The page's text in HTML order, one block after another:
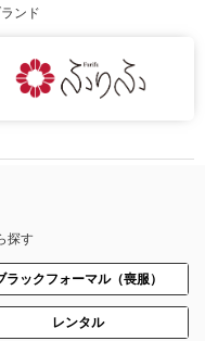
ンド
探す
ラックフォーマル（喪服）
レンタル